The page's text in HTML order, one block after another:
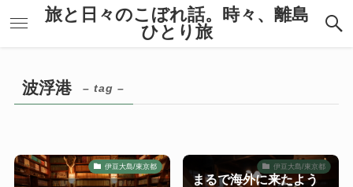
旅と日々のこぼれ話。時々、離島
ひとり旅
波浮港 – tag –
伊豆大島/東京都 伊豆大島/東京都
まるで海外に来たよう